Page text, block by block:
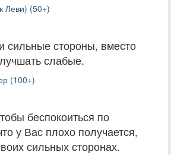
Леви) (50+)
сильные стороны, вместо
слабые.
(100+)
беспокоиться по
у Вас плохо получается,
сильных сторонах.